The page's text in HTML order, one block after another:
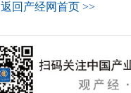
返回产经网首页 >>